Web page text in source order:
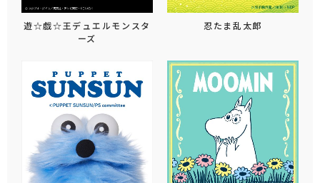
遊☆戯☆王デュエルモンスタ
ーズ
忍たま乱太郎